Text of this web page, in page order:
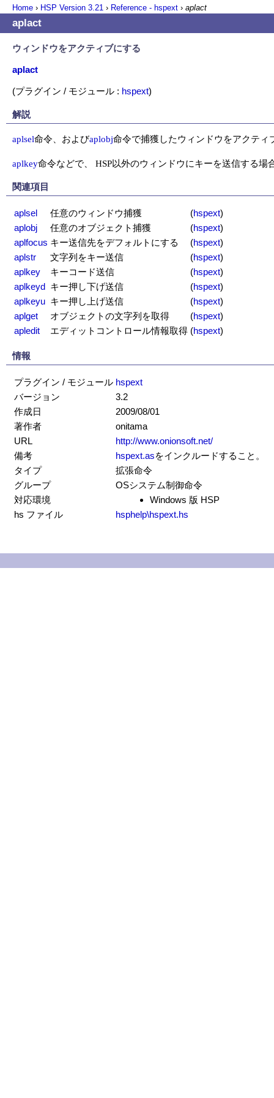
Home › HSP Version 3.21 › Reference - hspext › aplact
aplact
ウィンドウをアクティブにする
aplact
(プラグイン / モジュール : hspext)
解説
aplsel命令、およびaplobj命令で捕獲したウィンドウをアクテ
aplkey命令などで、 HSP以外のウィンドウにキーを送信する場
関連項目
aplsel 任意のウィンドウ捕獲 (hspext)
aplobj
任意のオブジェクト捕獲 (hspext)
aplfocus キー送信先をデフォルトにする (hspext)
aplstr
文字列をキー送信 (hspext)
aplkey
キーコード送信 (hspext)
aplkeyd キー押し下げ送信 (hspext)
aplkeyu キー押し上げ送信 (hspext)
aplget
オブジェクトの文字列を取得 (hspext)
apledit
エディットコントロール情報取得 (hspext)
情報
プラグイン / モジュール hspext
バージョン
3.2
作成日
2009/08/01
著作者
onitama
URL
http://www.onionsoft.net/
備考
hspext.asをインクルードすること。
タイプ
拡張命令
グループ
OSシステム制御命令
対応環境
Windows 版 HSP
hs ファイル
hsphelp\hspext.hs